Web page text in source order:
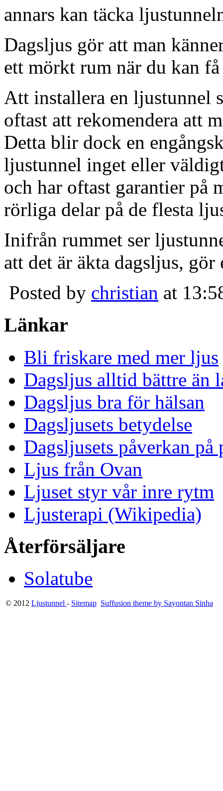
annars kan täcka
Dagsljus gör att man
ett mörkt rum när du kan
Att installera en ljustunnel
oftast att rekomendera att
Detta blir dock en
ljustunnel inget eller
och har oftast garantier på
rörliga delar på de flesta
Inifrån rummet ser
att det är äkta dagsljus,
Posted by christian at
Länkar
Bli friskare med mer ljus
Dagsljus alltid bättre än
Dagsljus bra för hälsan
Dagsljusets betydelse
Dagsljusets påverkan på
Ljus från Ovan
Ljuset styr vår inre rytm
Ljusterapi (Wikipedia)
Återförsäljare
Solatube
© 2012 Ljustunnel - Sitemap Suffusion theme by Sayontan Sinha